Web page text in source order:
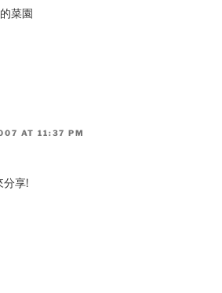
菜園
AT 11:37 PM
分享!